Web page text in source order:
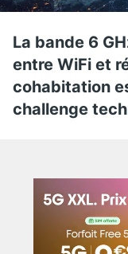
La bande 6
entre WiFi et
cohabitation
challenge